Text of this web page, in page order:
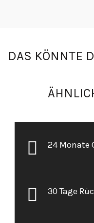
DAS KÖNNTE
24 Monate
30 Tage